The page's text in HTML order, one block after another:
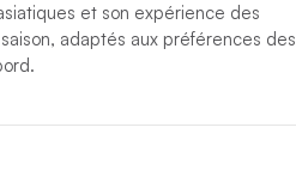
et son expérience des
adaptés aux préférences des
culinaire et une passion
confortable et raffinée dans les îles